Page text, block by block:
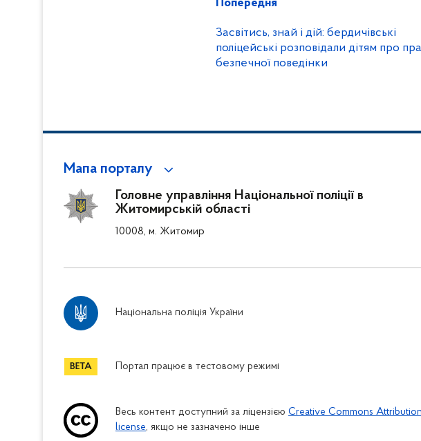
Попередня
Засвітись, знай і дій: бердичівські
поліцейські розповідали дітям про
безпечної поведінки
Мапа порталу
Головне управління Національної поліції в
Житомирській області
10008, м. Житомир
Національна поліція України
Портал працює в тестовому режимі
Весь контент доступний за ліцензією Creative Commons
license, якщо не зазначено інше